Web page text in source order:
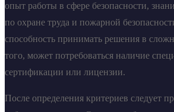
опыт работы в сфере безопасности,
по охране труда и пожарной
способность принимать решения в
того, может потребоваться наличие
сертификации или лицензии.
После определения критериев следует